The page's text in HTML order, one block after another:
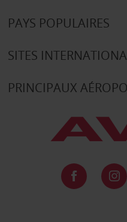
PAYS POPULAIRES
SITES
PRINCIPAUX